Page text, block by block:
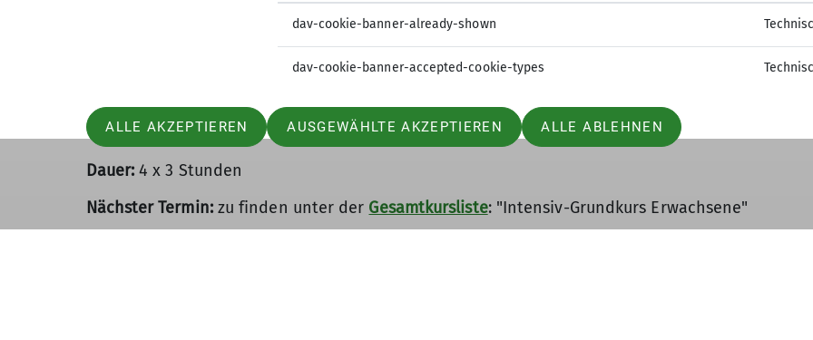
Einführung in elementare Klettertechniken:
Spreizen und Stützen
Unfallprophylaxe: Analyse der häufigsten Fehler
Dauer:4 x 3 Stunden
Nächster Termin: zu finden unter der Gesamtkursliste: "Intensiv-Grundkurs Erwachsene"
dav-cookie-banner-already-shown
dav-cookie-banner-accepted-cookie-types
ALLE AKZEPTIEREN AUSGEWÄHLTE AKZEPTIEREN ALLE ABLEHNEN